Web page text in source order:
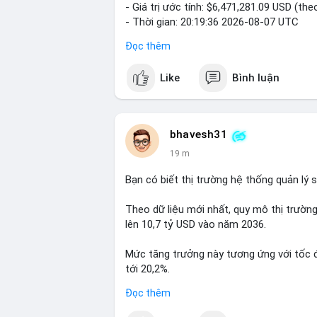
- Giá trị ước tính: $6,471,281.09 USD
- Thời gian: 20:19:36 2026-08-07 UTC
Nhận định phân tích: Khối lượng 99.6
gặp ở hai kịch bản: cá voi nạp lên sàn
chuyển sang ví lạnh nhằm tích lũy dài
BTC vào ví nóng sàn, khả năng cao là
hoạt động, đó là tín hiệu gom hàng chiến
tránh hành động theo cảm xúc. Xác
#99dot6btc #capvoichuyentien
Đọc thêm
Like Bình luận
bhavesh31
19 m
Bạn có biết thị trường hệ thống quản lý
Theo dữ liệu mới nhất, quy mô thị
lên 10,7 tỷ USD vào năm 2036.
Mức tăng trưởng này tương ứng với tốc
tới 20,2%.
Điều gì đang thúc đẩy sự tăng trưởng
Đọc thêm